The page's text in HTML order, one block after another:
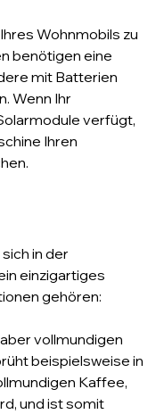
Wohnmobils zu
benötigen eine
mit Batterien
Wenn Ihr
verfügt,
Ihren
in der
einzigartiges
gehören:
vollmundigen
beispielsweise in
Kaffee,
und ist somit